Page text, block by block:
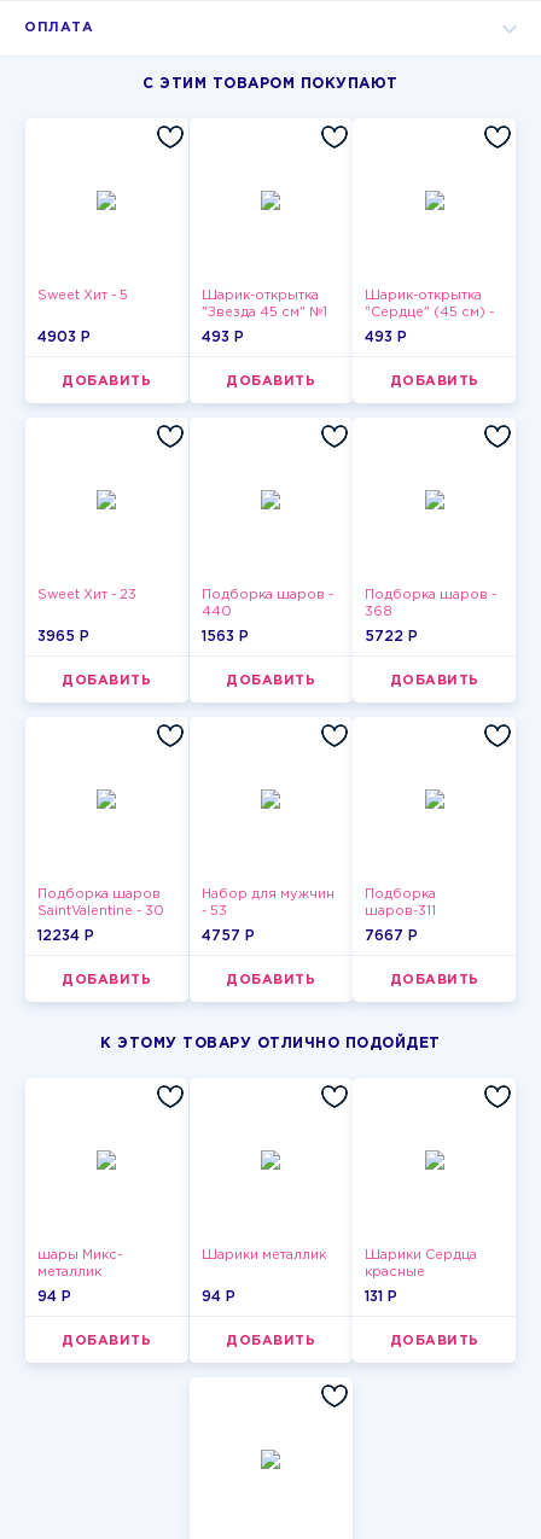
ОПЛАТА
С ЭТИМ ТОВАРОМ ПОКУПАЮТ
Sweet Хит - 5
4903 P
ДОБАВИТЬ
Шарик-открытка
"Звезда 45 см" №1
493 P
ДОБАВИТЬ
Шарик-открытка
"Сердце" (45 см) -
2
493 P
ДОБАВИТЬ
Sweet Хит - 23
3965 P
ДОБАВИТЬ
Подборка шаров -
440
1563 P
ДОБАВИТЬ
Подборка шаров -
368
5722 P
ДОБАВИТЬ
Подборка шаров
SaintValentine - 30
12234 P
ДОБАВИТЬ
Набор для мужчин
- 53
4757 P
ДОБАВИТЬ
Подборка
шаров-311
7667 P
ДОБАВИТЬ
К ЭТОМУ ТОВАРУ ОТЛИЧНО ПОДОЙДЕТ
шары Микс-
металлик
94 P
ДОБАВИТЬ
Шарики металлик
94 P
ДОБАВИТЬ
Шарики Сердца
красные
131 P
ДОБАВИТЬ